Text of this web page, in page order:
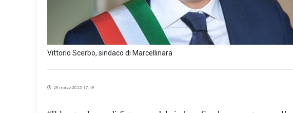
Vittorio Scerbo, sindaco di Marcellinara
29 marzo 2025 17:49